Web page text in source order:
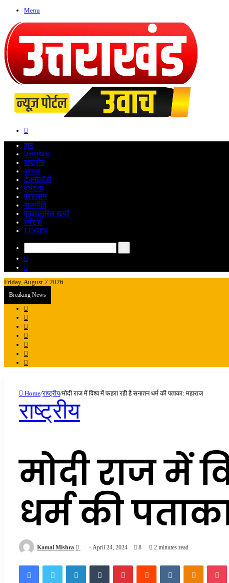
Menu
होम
उत्तराखंड
राष्ट्रीय
आस्था
टेक्नोलॉजी
दुर्घटना
प्रशासन
राजनीति
एक्सक्लूसिव खबरें
स्पोर्ट्स
LOGIN
Search
Article
Friday, August 7 2026
Breaking News
Home/राष्ट्रीय/मोदी राज में विश्व में फहरा रही है सनातन धर्म की पताका: महाराज
राष्ट्रीय
मोदी राज में
धर्म की
Kamal Mishra
Send April 24, 2024 8 2 minutes read
FacebookTwitter LinkedInTumblr PinterestReddit VKontakte